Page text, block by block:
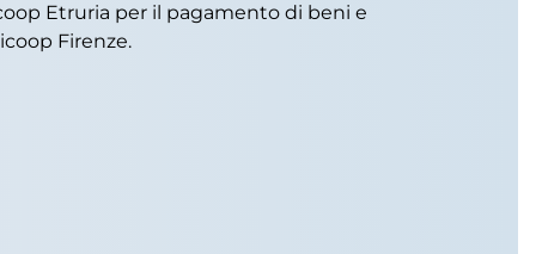
Etruria per il pagamento di beni e
Firenze.